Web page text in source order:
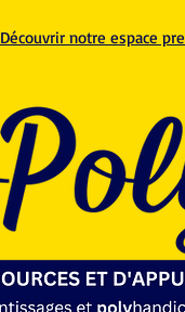
Découvrir notre espace